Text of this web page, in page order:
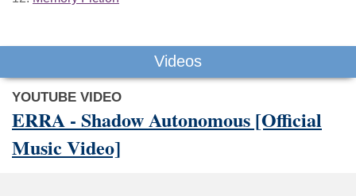
Videos
YOUTUBE VIDEO
ERRA - Shadow Autonomous [Official
Music Video]